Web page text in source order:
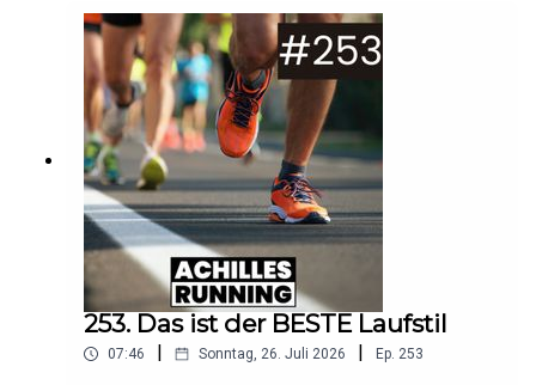
auf, beleuchten den genetischen Einfluss und
zeigen dir, welche Faktoren oft entscheidender
sind als die VO2max auf deinem Laufuhr-
Display.Foto: Canva/Jacob LundMusik: No
ExcusesHier findet ihr unsere aktuellen
Gewinnspiele & Rabatt-Aktionen!Spare bei
LAPONDO 20% auf alle Shokz-Modelle mit dem
Code "running20"!
253. Das ist der BESTE Laufstil
07:46 | Sonntag, 26. Juli 2026 | Ep. 253